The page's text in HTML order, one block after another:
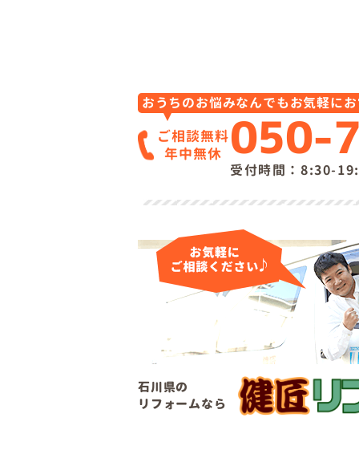
おうちのお悩みなんでもお気軽に
ご相談無料
年中無休 050-
受付時間：8:30-
石川県の
リフォームなら